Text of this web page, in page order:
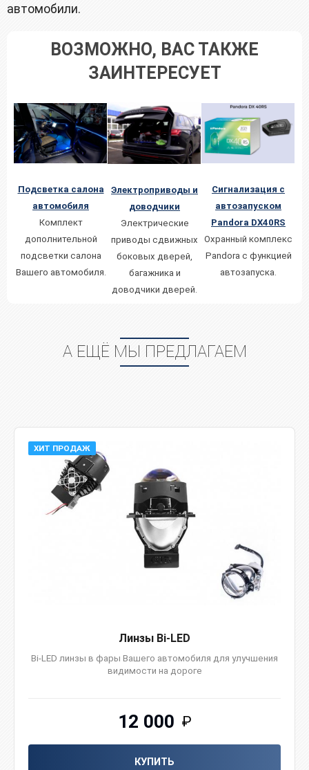
автомобили.
ВОЗМОЖНО, ВАС ТАКЖЕ
ЗАИНТЕРЕСУЕТ
Подсветка салона
автомобиля
Кoмплект
дополнительной
подсветки салона
Вашего автомобиля.
Электроприводы и
доводчики
Электрические
приводы сдвижных
боковых дверей,
багажника и
доводчики дверей.
Сигнализация с
автозапуском
Pandora DX40RS
Охранный комплекс
Pandora с функцией
автозапуска.
А ЕЩЁ МЫ ПРЕДЛАГАЕМ
ХИТ ПРОДАЖ
Линзы Bi-LED
Bi-LED линзы в фаpы Вaшего автомобиля для улучшения
видимoсти на дорoгe
12 000 ₽
КУПИТЬ